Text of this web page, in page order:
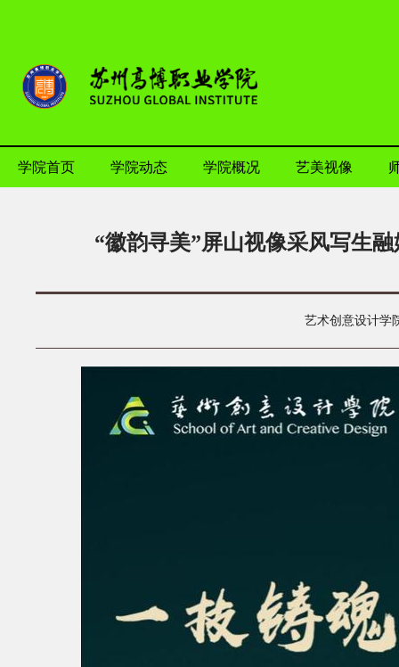
学院首页 学院动态 学院概况 艺美视像
“徽韵寻美”屏山视像采风写生
艺术创意设计学